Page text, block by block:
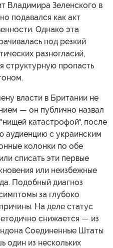
Владимира Зеленского в
подавался как акт
Однако эта
под резкий
разногласий,
структурную пропасть
власти в Британии не
— он публично назвал
катастрофой", после
аудиенцию с украинским
колонки по обе
списать эти первые
или неизбежные
Подобный диагноз
за глубоко
На деле статус
снижается — из
Соединенные Штаты
один из нескольких